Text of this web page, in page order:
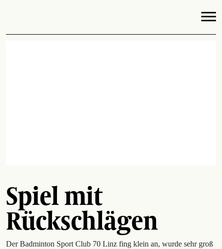
Spiel mit
Rückschlägen
Der Badminton Sport Club 70 Linz fing klein an, wurde sehr groß